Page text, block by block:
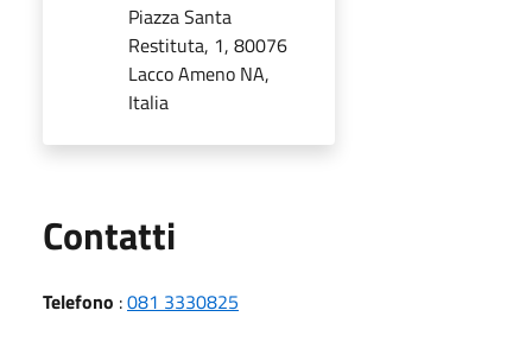
Piazza Santa
Restituta, 1, 80076
Lacco Ameno NA,
Italia
Contatti
Telefono :081 3330825